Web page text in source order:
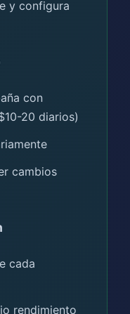
y configura
con
20 diarios)
cambios
cada
rendimiento